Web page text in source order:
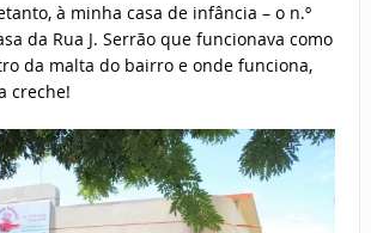
à minha casa de infância – o n.º
da Rua J. Serrão que funcionava como
da malta do bairro e onde funciona,
creche!